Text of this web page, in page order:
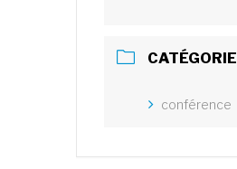
CATÉGORIE
conférence